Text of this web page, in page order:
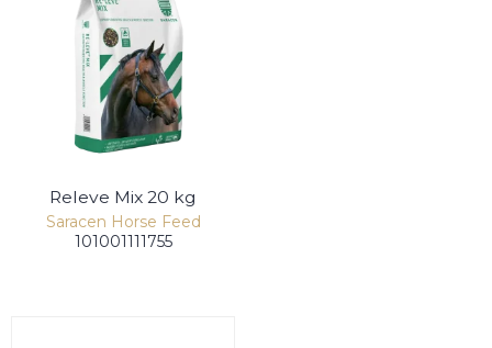
Releve Mix 20 kg
Saracen Horse Feed
101001111755